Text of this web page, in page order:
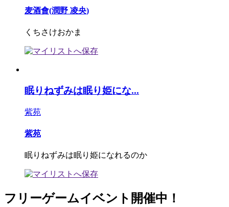
麦酒會(潤野 凌央)
くちさけおかま
眠りねずみは眠り姫にな...
紫苑
紫苑
眠りねずみは眠り姫になれるのか
フリーゲームイベント開催中！